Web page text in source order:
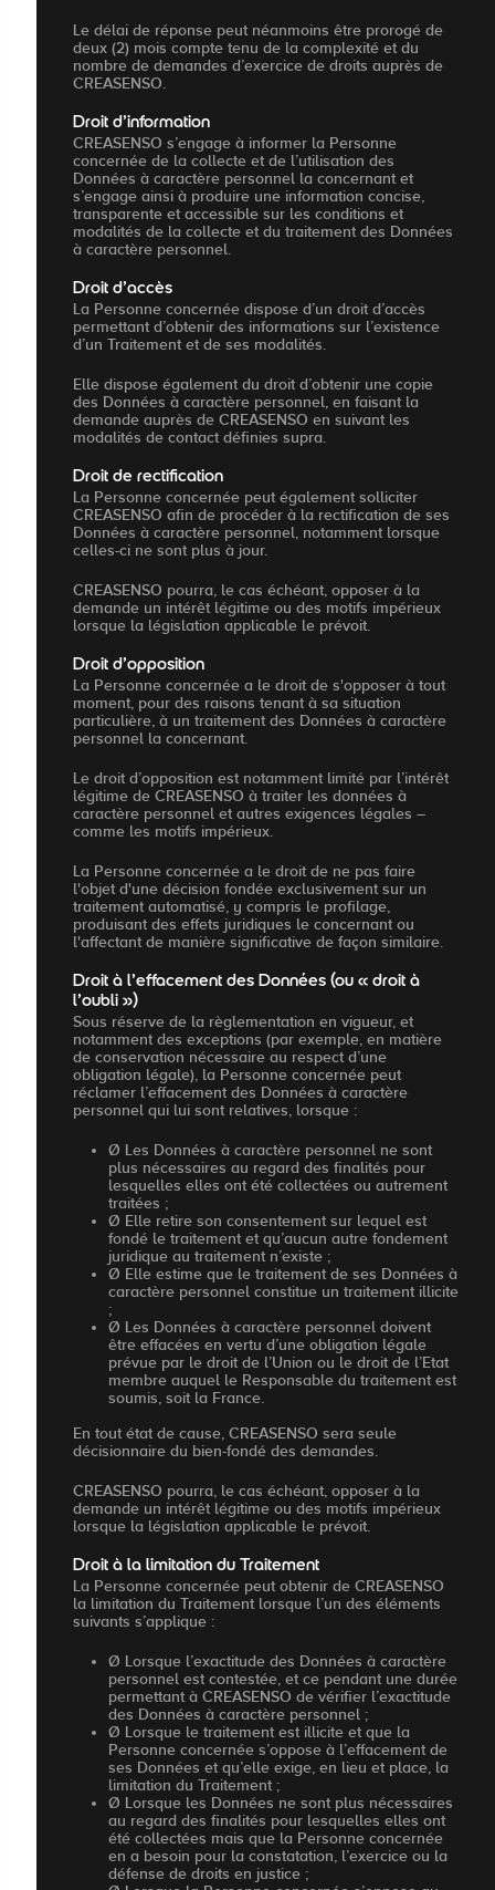
Le délai de réponse peut néanmoins être prorogé de
deux (2) mois compte tenu de la complexité et du
nombre de demandes d’exercice de droits auprès de
CREASENSO.
Droit d’information
CREASENSO s’engage à informer la Personne
concernée de la collecte et de l’utilisation des
Données à caractère personnel la concernant et
s’engage ainsi à produire une information concise,
transparente et accessible sur les conditions et
modalités de la collecte et du traitement des Données
à caractère personnel.
Droit d’accès
La Personne concernée dispose d’un droit d’accès
permettant d’obtenir des informations sur l’existence
d’un Traitement et de ses modalités.
Elle dispose également du droit d’obtenir une copie
des Données à caractère personnel, en faisant la
demande auprès de CREASENSO en suivant les
modalités de contact définies supra.
Droit de rectification
La Personne concernée peut également solliciter
CREASENSO afin de procéder à la rectification de ses
Données à caractère personnel, notamment lorsque
celles-ci ne sont plus à jour.
CREASENSO pourra, le cas échéant, opposer à la
demande un intérêt légitime ou des motifs impérieux
lorsque la législation applicable le prévoit.
Droit d’opposition
La Personne concernée a le droit de s'opposer à tout
moment, pour des raisons tenant à sa situation
particulière, à un traitement des Données à caractère
personnel la concernant.
Le droit d’opposition est notamment limité par l’intérêt
légitime de CREASENSO à traiter les données à
caractère personnel et autres exigences légales –
comme les motifs impérieux.
La Personne concernée a le droit de ne pas faire
l'objet d'une décision fondée exclusivement sur un
traitement automatisé, y compris le profilage,
produisant des effets juridiques le concernant ou
l'affectant de manière significative de façon similaire.
Droit à l’effacement des Données (ou « droit à
l’oubli »)
Sous réserve de la règlementation en vigueur, et
notamment des exceptions (par exemple, en matière
de conservation nécessaire au respect d’une
obligation légale), la Personne concernée peut
réclamer l’effacement des Données à caractère
personnel qui lui sont relatives, lorsque :
Ø Les Données à caractère personnel ne sont
plus nécessaires au regard des finalités pour
lesquelles elles ont été collectées ou autrement
traitées ;
Ø Elle retire son consentement sur lequel est
fondé le traitement et qu’aucun autre fondement
juridique au traitement n’existe ;
Ø Elle estime que le traitement de ses Données à
caractère personnel constitue un traitement illicite
;
Ø Les Données à caractère personnel doivent
être effacées en vertu d’une obligation légale
prévue par le droit de l’Union ou le droit de l’Etat
membre auquel le Responsable du traitement est
soumis, soit la France.
En tout état de cause, CREASENSO sera seule
décisionnaire du bien-fondé des demandes.
CREASENSO pourra, le cas échéant, opposer à la
demande un intérêt légitime ou des motifs impérieux
lorsque la législation applicable le prévoit.
Droit à la limitation du Traitement
La Personne concernée peut obtenir de CREASENSO
la limitation du Traitement lorsque l’un des éléments
suivants s’applique :
Ø Lorsque l’exactitude des Données à caractère
personnel est contestée, et ce pendant une durée
permettant à CREASENSO de vérifier l’exactitude
des Données à caractère personnel ;
Ø Lorsque le traitement est illicite et que la
Personne concernée s’oppose à l’effacement de
ses Données et qu’elle exige, en lieu et place, la
limitation du Traitement ;
Ø Lorsque les Données ne sont plus nécessaires
au regard des finalités pour lesquelles elles ont
été collectées mais que la Personne concernée
en a besoin pour la constatation, l’exercice ou la
défense de droits en justice ;